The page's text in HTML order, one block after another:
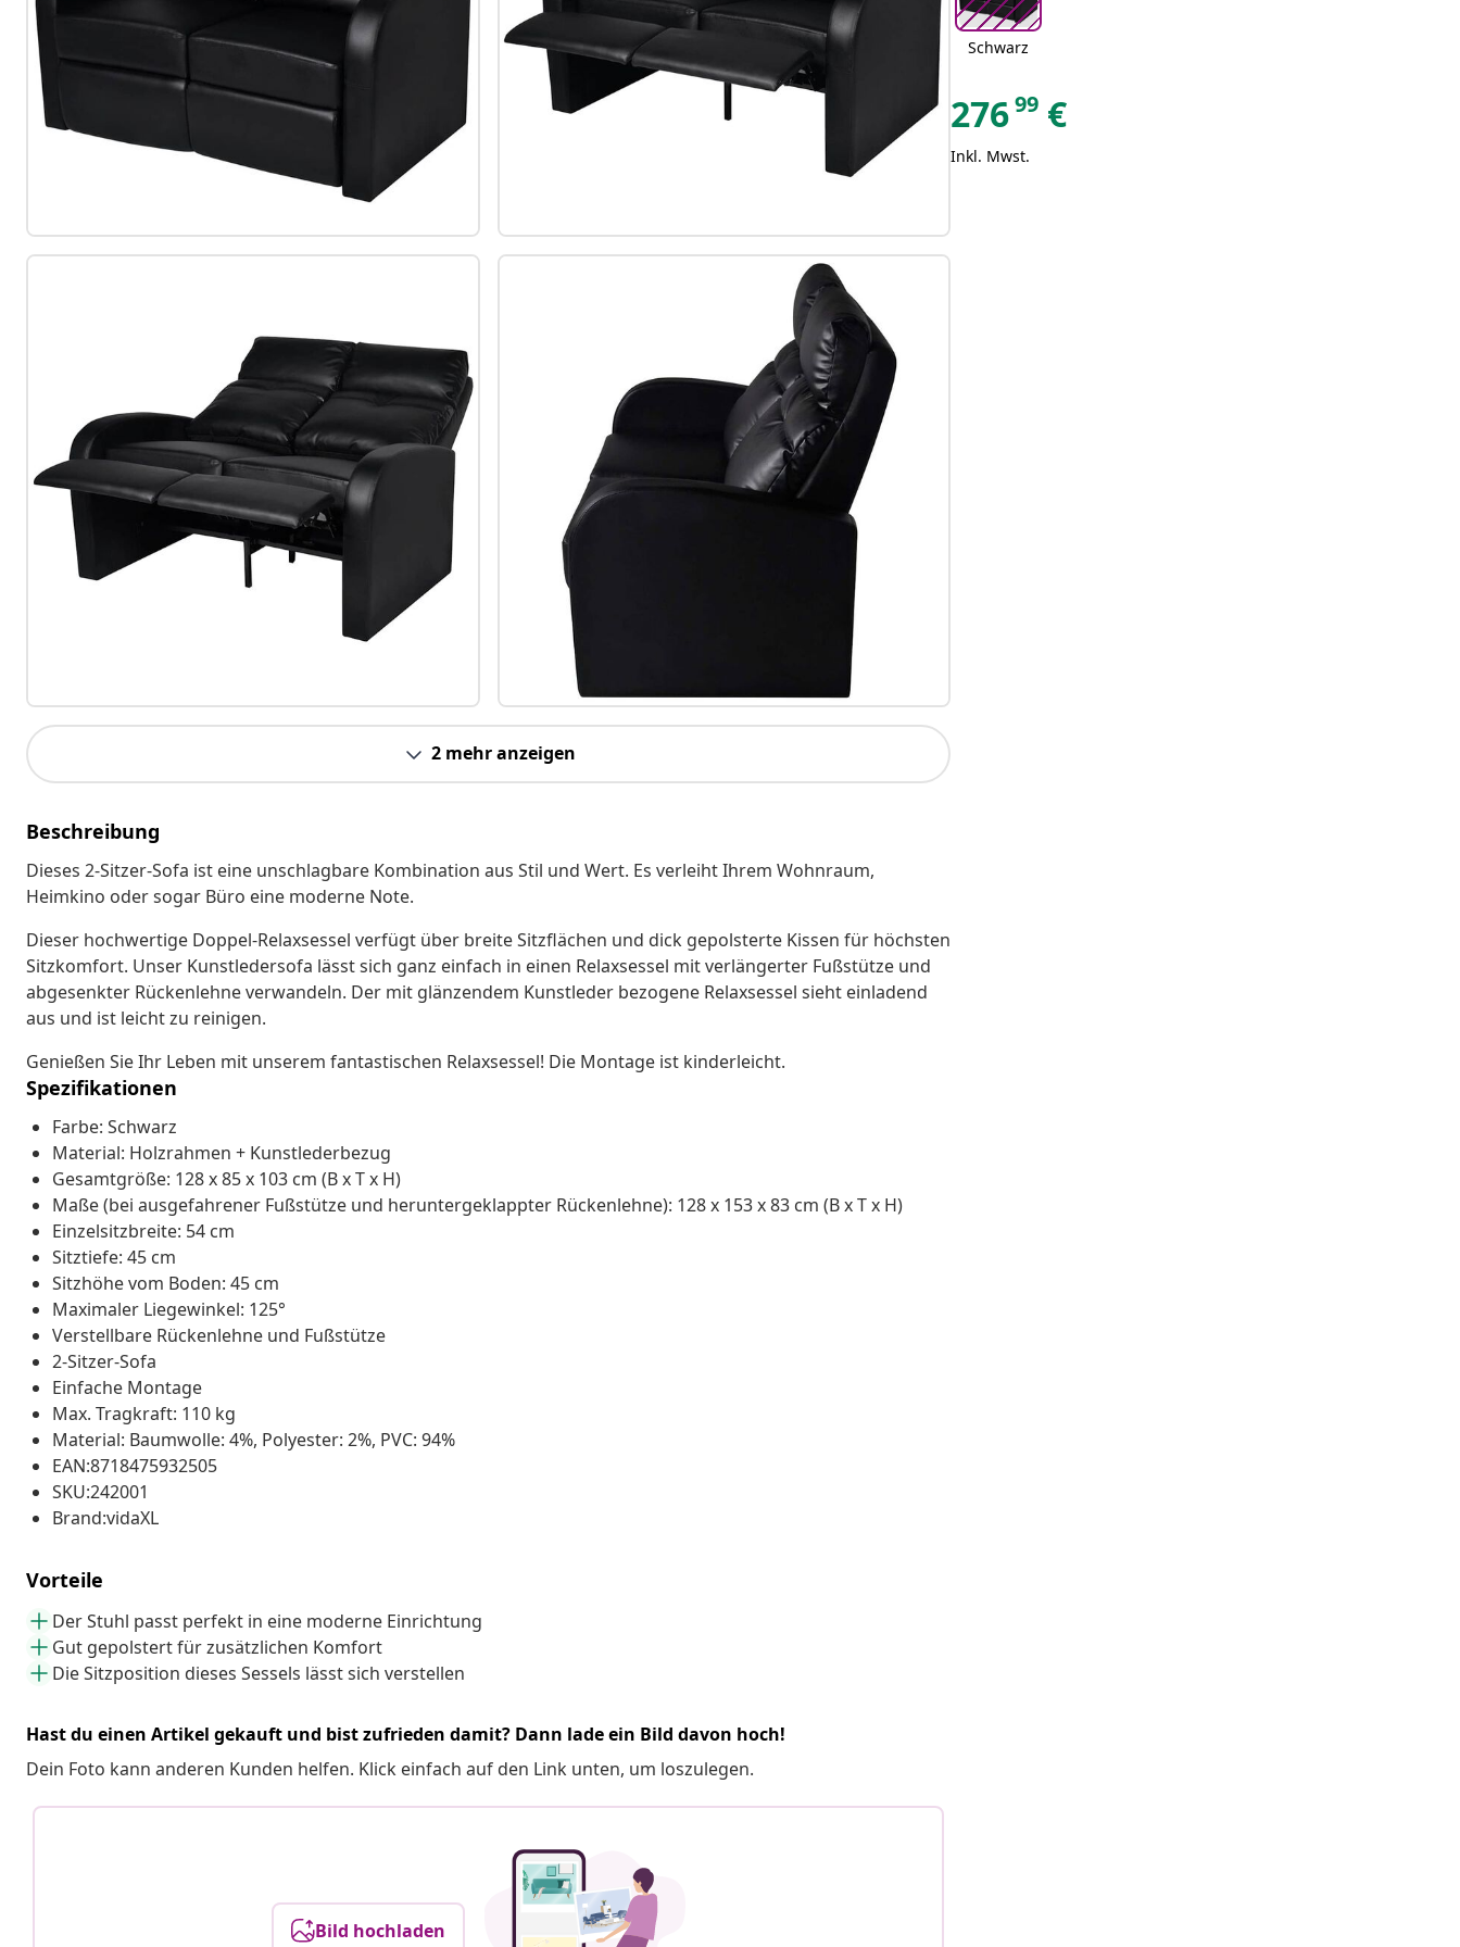
2 mehr anzeigen
Beschreibung
Dieses 2-Sitzer-Sofa ist eine unschlagbare Kombination aus Stil und Wert. Es verleiht Ihrem Wohnraum,
Heimkino oder sogar Büro eine moderne Note.
Dieser hochwertige Doppel-Relaxsessel verfügt über breite Sitzflächen und dick gepolsterte Kissen für höchsten
Sitzkomfort. Unser Kunstledersofa lässt sich ganz einfach in einen Relaxsessel mit verlängerter Fußstütze und
abgesenkter Rückenlehne verwandeln. Der mit glänzendem Kunstleder bezogene Relaxsessel sieht einladend
aus und ist leicht zu reinigen.
Genießen Sie Ihr Leben mit unserem fantastischen Relaxsessel! Die Montage ist kinderleicht.
Spezifikationen
Farbe: Schwarz
Material: Holzrahmen + Kunstlederbezug
Gesamtgröße: 128 x 85 x 103 cm (B x T x H)
Maße (bei ausgefahrener Fußstütze und heruntergeklappter Rückenlehne): 128 x 153 x 83 cm (B x T x H)
Einzelsitzbreite: 54 cm
Sitztiefe: 45 cm
Sitzhöhe vom Boden: 45 cm
Maximaler Liegewinkel: 125°
Verstellbare Rückenlehne und Fußstütze
2-Sitzer-Sofa
Einfache Montage
Max. Tragkraft: 110 kg
Material: Baumwolle: 4%, Polyester: 2%, PVC: 94%
EAN:8718475932505
SKU:242001
Brand:vidaXL
Vorteile
Der Stuhl passt perfekt in eine moderne Einrichtung
Gut gepolstert für zusätzlichen Komfort
Die Sitzposition dieses Sessels lässt sich verstellen
Hast du einen Artikel gekauft und bist zufrieden damit? Dann lade ein Bild davon hoch!
Dein Foto kann anderen Kunden helfen. Klick einfach auf den Link unten, um loszulegen.
Bild hochladen
Schwarz
27699 €
Inkl. Mwst.